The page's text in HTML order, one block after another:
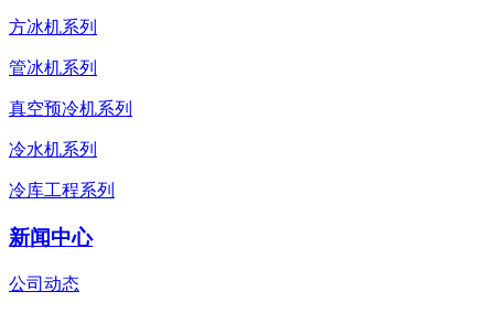
方冰机系列
管冰机系列
真空预冷机系列
冷水机系列
冷库工程系列
新闻中心
公司动态